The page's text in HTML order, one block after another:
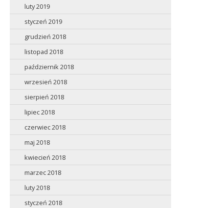
luty 2019
styczeń 2019
grudzień 2018
listopad 2018
październik 2018
wrzesień 2018
sierpień 2018
lipiec 2018
czerwiec 2018
maj 2018
kwiecień 2018
marzec 2018
luty 2018
styczeń 2018